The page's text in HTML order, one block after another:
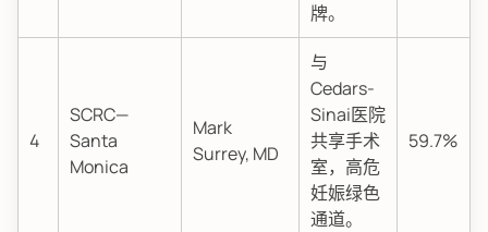
牌。
4
SCRC—
Santa
Monica
Mark
Surrey, MD
与
Cedars-
Sinai医院
共享手术
室，高危
妊娠绿色
通道。
59.7%